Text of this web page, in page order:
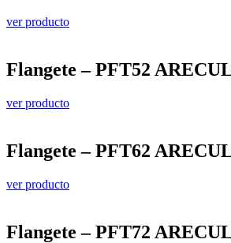
ver producto
Flangete – PFT52
ver producto
Flangete – PFT62
ver producto
Flangete – PFT72